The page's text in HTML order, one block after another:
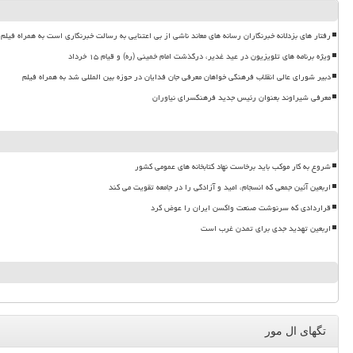
رفتار های بزدلانه خبرنگاران رسانه های معاند ناشی از بی اعتنایی به رسالت خبرنگاری است به همراه فیلم
ویژه برنامه های تلویزیون در عید غدیر، درگذشت امام خمینی (ره) و قیام ۱۵ خرداد
دبیر شورای عالی انقلاب فرهنگی خواهان معرفی جان فدایان در حوزه بین المللی شد به همراه فیلم
معرفی شیراوند بعنوان رئیس جدید فرهنگسرای نیاوران
شروع به کار موکب باید برخاست نهاد کتابخانه های عمومی کشور
اربعین آئین جمعی که انسجام، امید و آزادگی را در جامعه تقویت می کند
قراردادی که سرنوشت صنعت واکسن ایران را عوض کرد
اربعین تهدید جدی برای تمدن غرب است
تگهای ال مور